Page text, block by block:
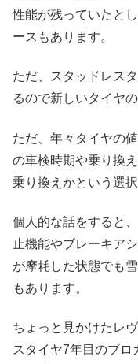
性能が残っていたと
ースもあります。
ただ、スタッドレス
るので新しいタイヤ
ただ、年々タイヤの
の車検時期や乗り換
乗り換えかという選
個人的な話をすると
止機能やブレーキア
が摩耗した状態でも
もあります。
ちょっと見かけたレ
スタイヤ7年目のブロ